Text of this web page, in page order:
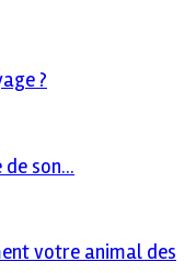
?
son...
votre animal des